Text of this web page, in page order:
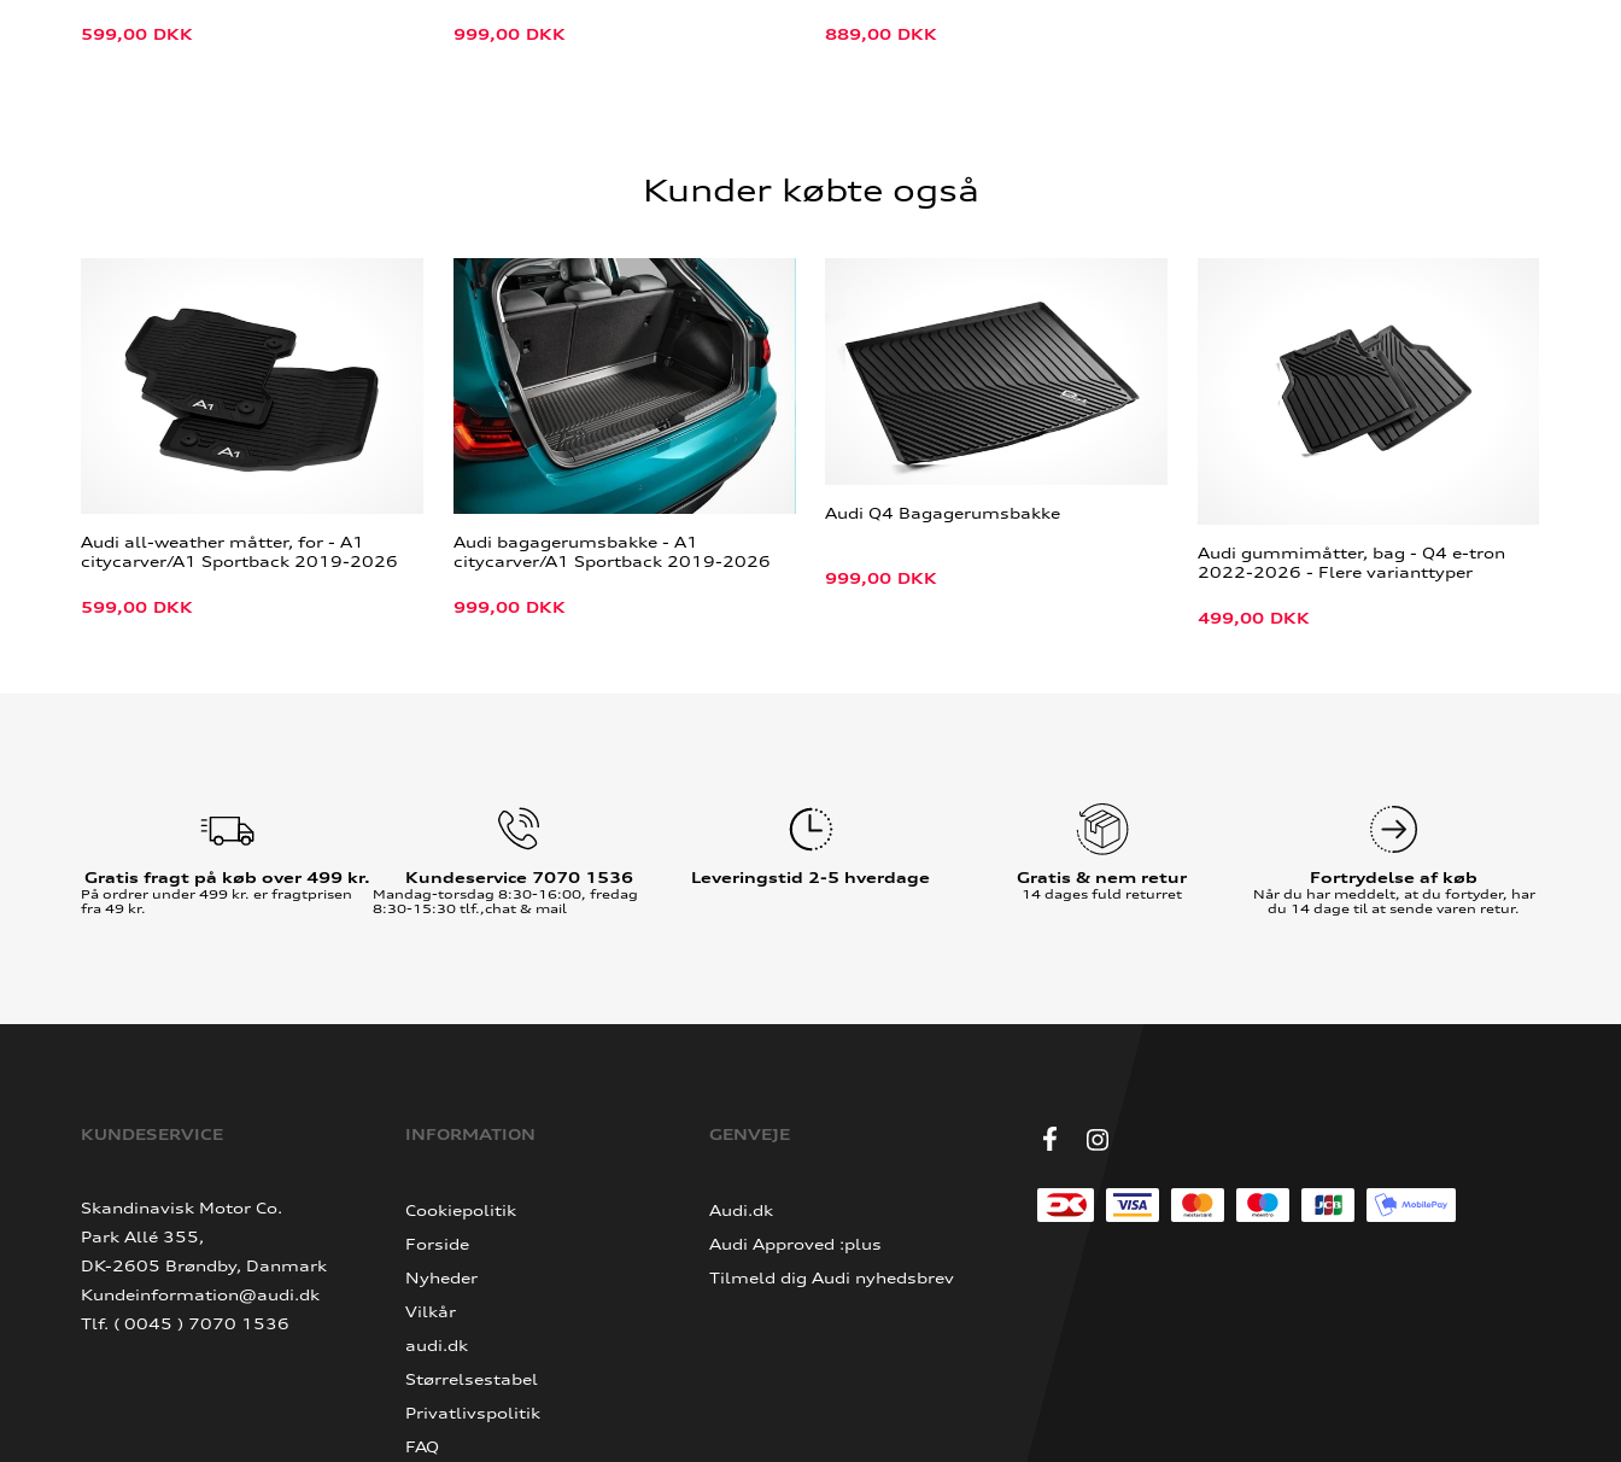
599,00 DKK 999,00 DKK 889,00 DKK
Kunder købte også
Audi all-weather måtter, for - A1
citycarver/A1 Sportback 2019-2026
599,00 DKK
Audi bagagerumsbakke - A1
citycarver/A1 Sportback 2019-2026
999,00 DKK
Audi Q4 Bagagerumsbakke
999,00 DKK
Audi gummimåtter, bag - Q4 e-tron
2022-2026 - Flere varianttyper
499,00 DKK
Gratis fragt på køb over 499 kr.
På ordrer under 499 kr. er fragtprisen
fra 49 kr.
Kundeservice 7070 1536
Mandag-torsdag 8:30-16:00, fredag
8:30-15:30 tlf.,chat & mail
Leveringstid 2-5 hverdage Gratis & nem retur
14 dages fuld returret
Fortrydelse af køb
Når du har meddelt, at du fortyder, har
du 14 dage til at sende varen retur.
KUNDESERVICE
Skandinavisk Motor Co.
Park Allé 355,
DK-2605 Brøndby, Danmark
Kundeinformation@audi.dk
Tlf. ( 0045 ) 7070 1536
INFORMATION
Cookiepolitik
Forside
Nyheder
Vilkår
audi.dk
Størrelsestabel
Privatlivspolitik
FAQ
GENVEJE
Audi.dk
Audi Approved :plus
Tilmeld dig Audi nyhedsbrev